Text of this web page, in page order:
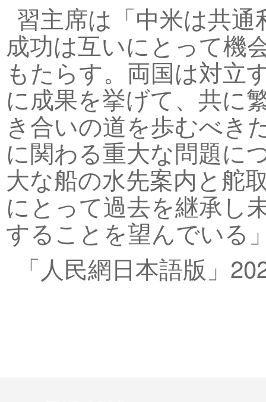
習主席は「中米は共
成功は互いにとって機
もたらす。両国は対立
に成果を挙げて、共に
き合いの道を歩むべき
に関わる重大な問題に
大な船の水先案内と舵
にとって過去を継承し
することを望んでいる
「人民網日本語版」